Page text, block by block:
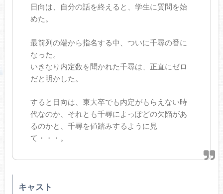
日向は、自分の話を終えると、学生に質問を始
めた。
最前列の端から指名する中、ついに千尋の番に
なった。
いきなり内定数を聞かれた千尋は、正直にゼロ
だと明かした。
すると日向は、東大卒でも内定がもらえない時
代なのか、それとも千尋によっぽどの欠陥があ
るのかと、千尋を値踏みするように見
て・・・。
キャスト